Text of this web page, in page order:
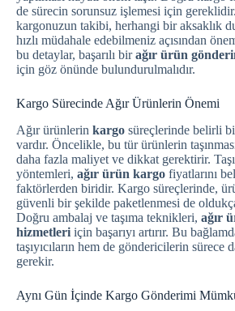
de sürecin sorunsuz işlemesi için
kargonuzun takibi, herhangi bir aksaklık
hızlı müdahale edebilmeniz açısından
bu detaylar, başarılı birağır ürün
için göz önünde bulundurulmalıdır.
Kargo Sürecinde Ağır Ürünlerin Önemi
Ağır ürünlerin kargo süreçlerinde belirli
vardır. Öncelikle, bu tür ürünlerin
daha fazla maliyet ve dikkat gerektirir.
yöntemleri, ağır ürün kargo fiyatlarını
faktörlerden biridir. Kargo süreçlerinde,
güvenli bir şekilde paketlenmesi de
Doğru ambalaj ve taşıma teknikleri, ağır
hizmetleri için başarıyı artırır. Bu
taşıyıcıların hem de göndericilerin sürece
gerekir.
Aynı Gün İçinde Kargo Gönderimi